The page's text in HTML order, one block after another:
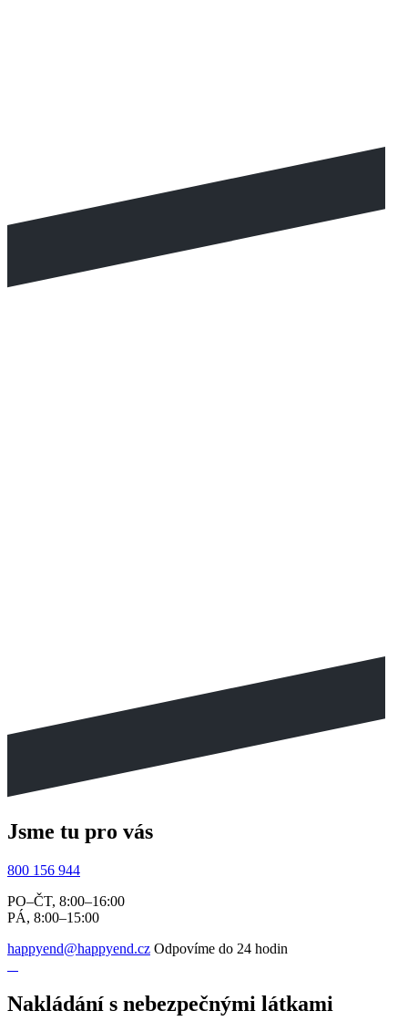
Jsme tu pro vás
800 156 944
PO–ČT, 8:00–16:00
PÁ, 8:00–15:00
happyend@happyend.cz Odpovíme do 24 hodin
Nakládání s nebezpečnými látkami